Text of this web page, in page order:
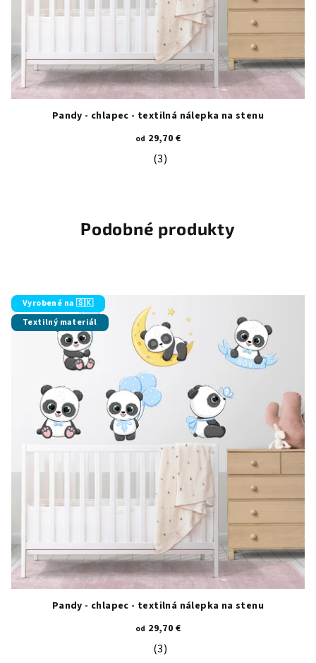
Pandy - chlapec - textilná nálepka na stenu
od 29,70 €
Priemerné hodnotenie produktu
(3)
Podobné produkty
Vyrobené na 🇸🇰
Textilný materiál
Pandy - chlapec - textilná nálepka na stenu
od 29,70 €
Priemerné hodnotenie produktu
(3)